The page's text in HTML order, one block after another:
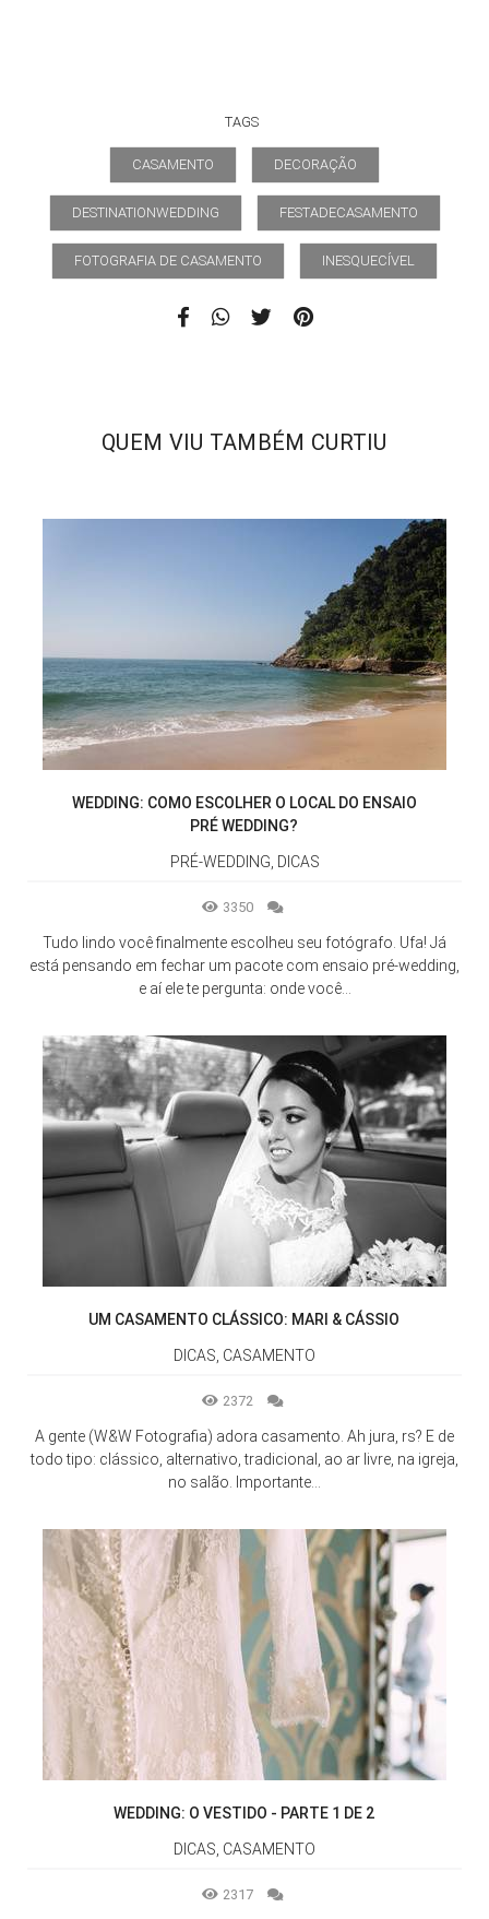
TAGS
CASAMENTO DECORAÇÃO
DESTINATIONWEDDING FESTADECASAMENTO
FOTOGRAFIA DE CASAMENTO INESQUECÍVEL
QUEM VIU TAMBÉM CURTIU
WEDDING: COMO ESCOLHER O LOCAL DO ENSAIO
PRÉ WEDDING?
PRÉ-WEDDING, DICAS
3350
Tudo lindo você finalmente escolheu seu fotógrafo. Ufa! Já
está pensando em fechar um pacote com ensaio pré-wedding,
e aí ele te pergunta: onde você...
UM CASAMENTO CLÁSSICO: MARI & CÁSSIO
DICAS, CASAMENTO
2372
A gente (W&W Fotografia) adora casamento. Ah jura, rs? E de
todo tipo: clássico, alternativo, tradicional, ao ar livre, na igreja,
no salão. Importante...
WEDDING: O VESTIDO - PARTE 1 DE 2
DICAS, CASAMENTO
2317